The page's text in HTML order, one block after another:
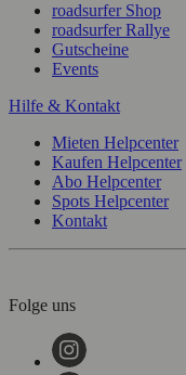
roadsurfer Shop
roadsurfer Rallye
Gutscheine
Events
Hilfe & Kontakt
Mieten Helpcenter
Kaufen Helpcenter
Abo Helpcenter
Spots Helpcenter
Kontakt
Folge uns